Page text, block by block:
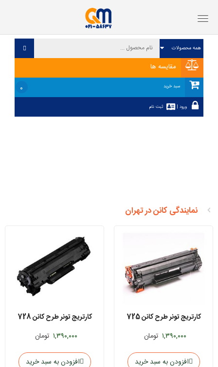
مقایسه ها
سبد خرید ۰
ورود | ثبت نام
فهرست
نمایندگی کانن در تهران
کارتریج تونر طرح کانن 725
۱,۳۹۰,۰۰۰ تومان
افزودن به سبد خرید
کارتریج تونر طرح کانن 728
۱,۳۹۰,۰۰۰ تومان
افزودن به سبد خرید